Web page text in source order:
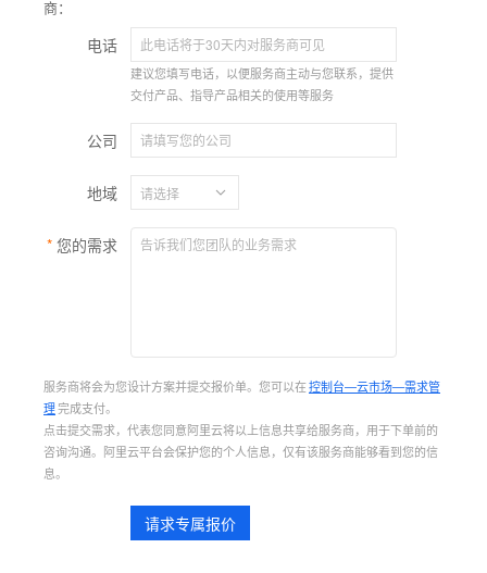
商：
电话
建议您填写电话，以便服务商主动与您联系，提供
交付产品、指导产品相关的使用等服务
公司
地域
您的需求
服务商将会为您设计方案并提交报价单。您可以在控制台—云市场—需求管
理完成支付。
点击提交需求，代表您同意阿里云将以上信息共享给服务商，用于下单前的
咨询沟通。阿里云平台会保护您的个人信息，仅有该服务商能够看到您的信
息。
请求专属报价